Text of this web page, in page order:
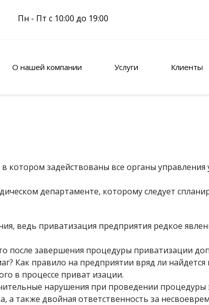
Пн - Пт с 10:00 до 19:00
О нашей компании Услуги Клиенты
котором задействованы все органы управления
департаменте, которому следует
ведь приватизация предприятия редкое
после завершения процедуры приватизации
Как правило на предприятии вряд ли
в процессе приват изации.
нарушения при проведении процедуры
а также двойная ответственность за